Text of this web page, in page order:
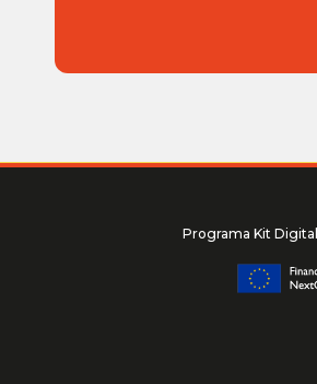
Programa Kit